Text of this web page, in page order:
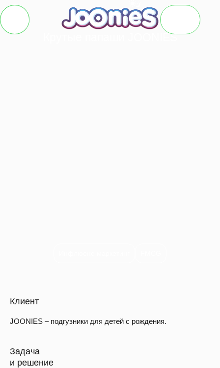
О
Крутые папаши JOONIES
Клиент
JOONIES – подгузники для детей с рождения.
Задача
и решение